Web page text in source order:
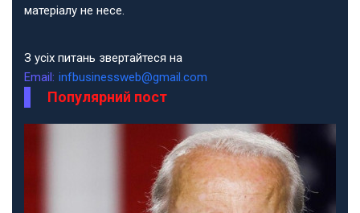
матеріалу не несе.
З усіх питань звертайтеся на
Email: infbusinessweb@gmail.com
Популярний пост